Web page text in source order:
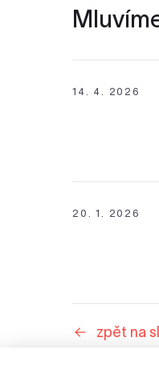
14. 4. 2026
20. 1. 2026
zpět na